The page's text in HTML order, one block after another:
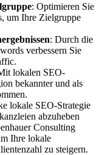
: Optimieren Sie
um Ihre Zielgruppe
: Durch die
verbessern Sie
lokalen SEO-
bekannter und als
lokale SEO-Strategie
abzuheben
Consulting
Ihre lokale
zu steigern.